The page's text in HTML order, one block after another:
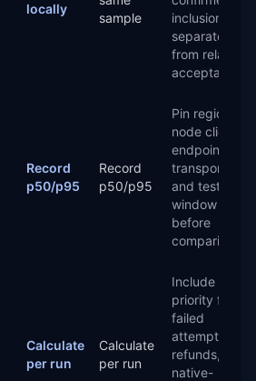
locally
sample
inclusion
separately
from relay
acceptance.
Record
p50/p95
Record
p50/p95
Pin region,
node client,
endpoint,
transport,
and test
window
before
comparing.
Calculate
per run
Calculate
per run
Include
priority fees,
failed
attempts,
refunds, and
native-